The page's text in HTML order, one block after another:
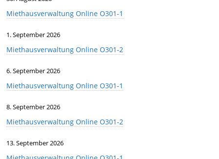
Miethausverwaltung Online O301-1
1. September 2026
Miethausverwaltung Online O301-2
6. September 2026
Miethausverwaltung Online O301-1
8. September 2026
Miethausverwaltung Online O301-2
13. September 2026